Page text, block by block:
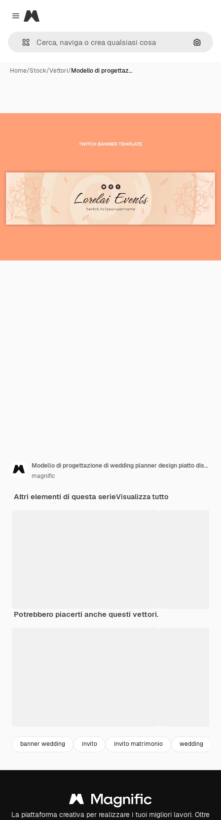
Close menu
Magnific
Cerca
Home/Stock/Vettori/Modello di progettaz…
Modello di progettazione di wedding planner design piatto disegnato a mano
magnific
Altri elementi di questa serieVisualizza tutto
Potrebbero piacerti anche questi vettori.
banner wedding invito invito matrimonio wedding
La piattaforma creativa per realizzare i tuoi migliori lavori. Oltre